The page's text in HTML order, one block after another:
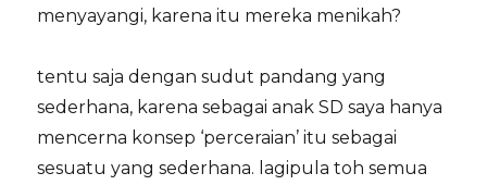
menyayangi, karena itu mereka menikah?
tentu saja dengan sudut pandang yang
sederhana, karena sebagai anak SD saya hanya
mencerna konsep ‘perceraian’ itu sebagai
sesuatu yang sederhana. lagipula toh semua